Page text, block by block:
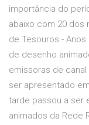
importância do
abaixo com 20 dos
de Tesouros - Anos
de desenho
emissoras de
ser apresentado
tarde passou a ser
animados da Rede